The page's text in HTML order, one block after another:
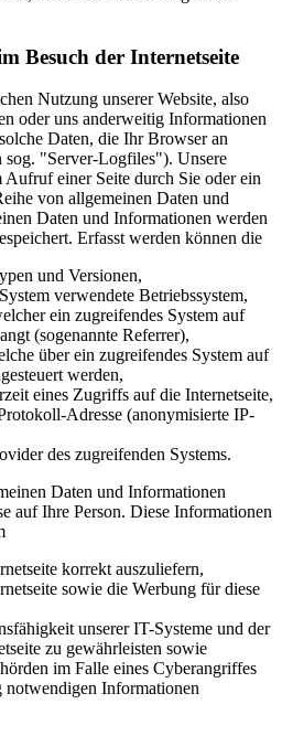
Besuch der Internetseite
Nutzung unserer Website, also
oder uns anderweitig Informationen
Daten, die Ihr Browser an
sog. "Server-Logfiles"). Unsere
Aufruf einer Seite durch Sie oder ein
von allgemeinen Daten und
Daten und Informationen werden
Erfasst werden können die
und Versionen,
verwendete Betriebssystem,
ein zugreifendes System auf
(sogenannte Referrer),
über ein zugreifendes System auf
werden,
eines Zugriffs auf die Internetseite,
Adresse (anonymisierte IP-
des zugreifenden Systems.
Daten und Informationen
auf Ihre Person. Diese Informationen
korrekt auszuliefern,
sowie die Werbung für diese
unserer IT-Systeme und der
zu gewährleisten sowie
im Falle eines Cyberangriffes
Informationen